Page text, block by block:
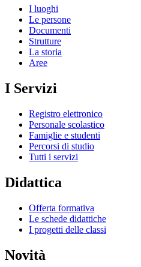
I luoghi
Le persone
Documenti
Strutture
La storia
Aree
I Servizi
Registro elettronico
Personale scolastico
Famiglie e studenti
Percorsi di studio
Tutti i servizi
Didattica
Offerta formativa
Le schede didattiche
I progetti delle classi
Novità